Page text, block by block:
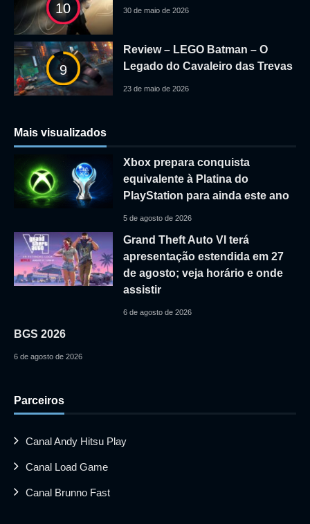
10 30 de maio de 2026
9
Review – LEGO Batman – O
Legado do Cavaleiro das Trevas
23 de maio de 2026
Mais visualizados
Xbox prepara conquista
equivalente à Platina do
PlayStation para ainda este ano
5 de agosto de 2026
Grand Theft Auto VI terá
apresentação estendida em 27
de agosto; veja horário e onde
assistir
6 de agosto de 2026
BGS 2026
6 de agosto de 2026
Parceiros
Canal Andy Hitsu Play
Canal Load Game
Canal Brunno Fast